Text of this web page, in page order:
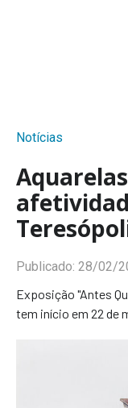
Notícias
Publicado: 28/02/
Exposição "Antes
tem início em 22 de